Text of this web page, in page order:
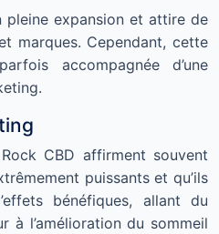
pleine expansion et attire de
marques. Cependant, cette
accompagnée d’une
CBD affirment souvent
puissants et qu’ils
bénéfiques, allant du
à l’amélioration du sommeil